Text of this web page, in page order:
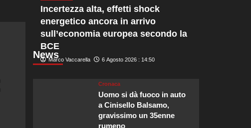
News
Incertezza alta, effetti shock
energetico ancora in arrivo
sull’economia europea secondo la
BCE
Marco Vaccarella 6 Agosto 2026 : 14:50
Cronaca
Uomo si dà fuoco in auto
a Cinisello Balsamo,
gravissimo un 35enne
rumeno